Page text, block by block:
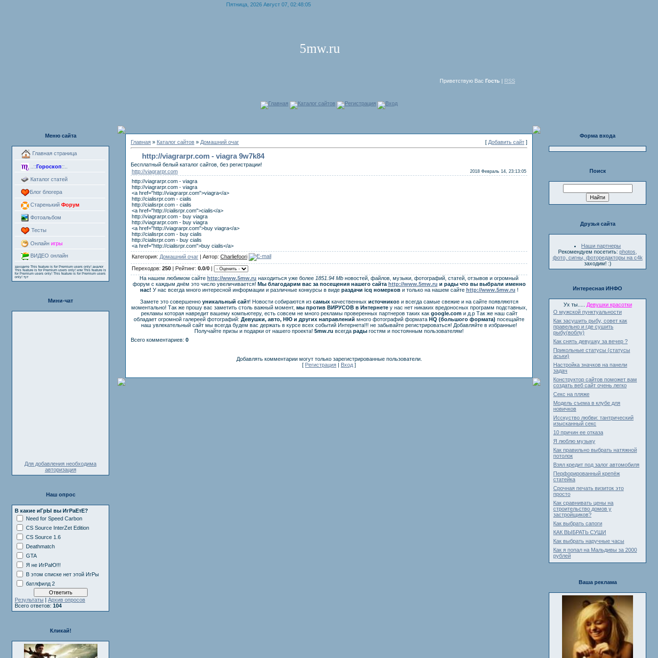
Пятница, 2026 Август 07, 02:48:05
5mw.ru
Приветствую Вас Гость | RSS
Главная Каталог сайтов Регистрация Вход
Меню сайта
Главная страница
..:: Гороскоп::..
Каталог статей
Блог блогера
Старенький Форум
Фотоальбом
Тесты
Онлайн игры
ВИДЕО онлайн
заходите This feature is for Premium users only! аналог
This feature is for Premium users only! или This feature is
for Premium users only! This feature is for Premium users
only! тут
Мини-чат
Для добавления необходима
авторизация
Наш опрос
В какие иГрЫ вы ИгРаЕтЕ?
Need for Speed Carbon
CS Source InterZet Edition
CS Source 1.6
Deathmatch
GTA
Я не ИгРаЮ!!!
В этом списке нет этой ИгРы
батлфилд 2
Результаты | Архив опросов
Всего ответов: 104
Кликай!
Главная » Каталог сайтов » Домашний очаг [ Добавить сайт ]
http://viagrarpr.com - viagra 9w7k84
Бесплатный белый каталог сайтов, без регистрации!
http://viagrarpr.com
2018 Февраль 14, 23:13:05
http://viagrarpr.com - viagra
http://viagrarpr.com - viagra
<a href="http://viagrarpr.com">viagra</a>
http://cialisrpr.com - cialis
http://cialisrpr.com - cialis
<a href="http://cialisrpr.com">cialis</a>
http://viagrarpr.com - buy viagra
http://viagrarpr.com - buy viagra
<a href="http://viagrarpr.com">buy viagra</a>
http://cialisrpr.com - buy cialis
http://cialisrpr.com - buy cialis
<a href="http://cialisrpr.com">buy cialis</a>
Категория: Домашний очаг | Автор: Charliefoori
Переходов: 250 | Рейтинг: 0.0/0 |
На нашем любимом сайте http://www.5mw.ru находиться уже более 1851.94 Mb новостей, файлов, музыки, фотографий, статей, отзывов и огромный
форум с каждым днём это число увеличивается! Мы благодарим вас за посещения нашего сайта http://www.5mw.ru и рады что вы выбрали именно
нас! У нас всегда много интересной информации и различные конкурсы в виде раздачи icq номеркови только на нашем сайте http://www.5mw.ru !
Замете это совершенноуникальный сайт! Новости собираются из самыхкачественных источников и всегда самые свежие и на сайте появляются
моментально! Так же прошу вас заметить столь важный момент, мы против ВИРУСОВ в Интернетеу нас нет никаких вредоносных программ подставных,
рекламы которая навредит вашему компьютеру, есть совсем не много рекламы проверенных партнеров таких как google.comи д.р Так же наш сайт
обладает огромной галереей фотографий: Девушки, авто, НЮ и других направлений много фотографий формата HQ (большого формата) посещайте
наш увлекательный сайт мы всегда будем вас держать в курсе всех событий Интернета!!! не забывайте регистрироваться! Добавляйте в избранные!
Получайте призы и подарки от нашего проекта! 5mw.ru всегда рады гостям и постоянным пользователям!
Всего комментариев: 0
Добавлять комментарии могут только зарегистрированные пользователи.
[ Регистрация | Вход ]
Форма входа
Поиск
Друзья сайта
Наши партнеры
Рекомендуем посетить: photos,
фото, сигны, фоторедакторы на c4k
заходим! :)
Интересная ИНФО
Ух ты.....
Девушки красотки
О мужской пунктуальности
Как засушить рыбу, совет как
правельно и где сушить
рыбу(воблу)
Как снять девушку за вечер ?
Прикольные статусы (статусы
аськи)
Настройка значков на панели
задач
Конструктор сайтов поможет вам
создать веб сайт очень легко
Секс на пляже
Модель съема в клубе для
новичков
Исскуство любви: тантрический
изысканный секс
10 причин ее отказа
Я люблю музыку
Как правильно выбрать натяжной
потолок
Взял кредит под залог автомобиля
Перфорированный крепёж
статейка
Срочная печать визиток это
просто
Как сравнивать цены на
строительство домов у
застройщиков?
Как выбрать сапоги
КАК ВЫБРАТЬ СУШИ
Как выбрать наручные часы
Как я попал на Мальдивы за 2000
рублей
Ваша реклама